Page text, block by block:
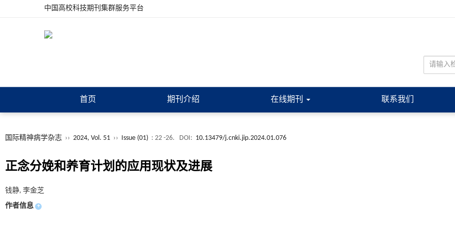
中国高校科技期刊集群服务平台
首页 期刊介绍 在线期刊 联系我们
国际精神病学杂志 ›› 2024, Vol. 51 ›› Issue (01) : 22 -26. DOI: 10.13479/j.cnki.jip.2024.01.076
正念分娩和养育计划的应用现状及进展
钱静, 李金芝
作者信息 +